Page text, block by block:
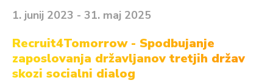
1. junij 2023 - 31. maj 2025
Recruit4Tomorrow - Spodbujanje
zaposlovanja državljanov tretjih držav
skozi socialni dialog